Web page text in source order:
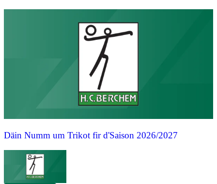
Däin Numm um Trikot fir d'Saison 2026/2027